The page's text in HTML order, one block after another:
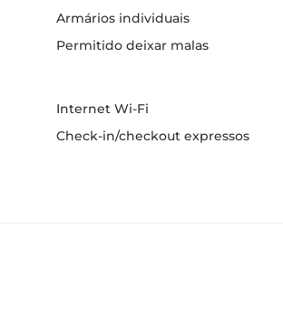
Armários individuais
Permitido deixar malas
Internet Wi-Fi
Check-in/checkout expressos